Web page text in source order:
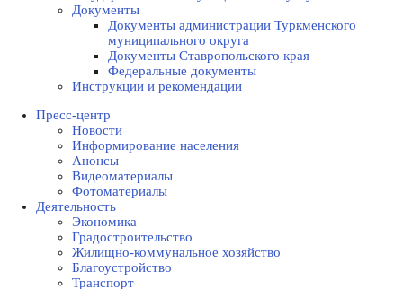
Документы
Документы администрации Туркменского
муниципального округа
Документы Ставропольского края
Федеральные документы
Инструкции и рекомендации
Пресс-центр
Новости
Информирование населения
Анонсы
Видеоматериалы
Фотоматериалы
Деятельность
Экономика
Градостроительство
Жилищно-коммунальное хозяйство
Благоустройство
Транспорт